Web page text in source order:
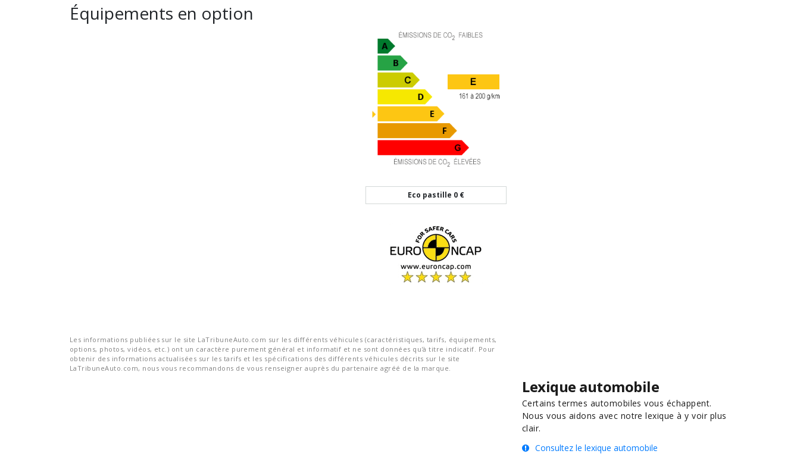
Équipements en option
Eco pastille 0 €
Les informations publiées sur le site LaTribuneAuto.com sur les différents véhicules (caractéristiques, tarifs, équipements,
options, photos, vidéos, etc.) ont un caractère purement général et informatif et ne sont données qu'à titre indicatif. Pour
obtenir des informations actualisées sur les tarifs et les spécifications des différents véhicules décrits sur le site
LaTribuneAuto.com, nous vous recommandons de vous renseigner auprès du partenaire agréé de la marque.
Lexique automobile
Certains termes automobiles vous échappent.
Nous vous aidons avec notre lexique à y voir plus
clair.
Consultez le lexique automobile